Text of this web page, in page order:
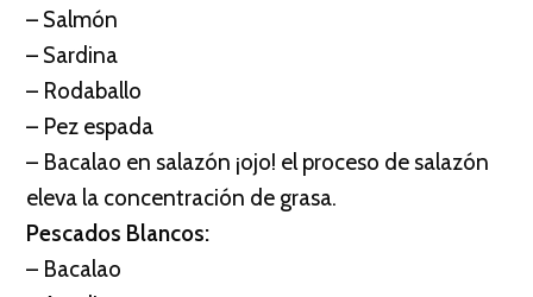
– Salmón
– Sardina
– Rodaballo
– Pez espada
– Bacalao en salazón ¡ojo! el proceso de salazón
eleva la concentración de grasa.
Pescados Blancos:
– Bacalao